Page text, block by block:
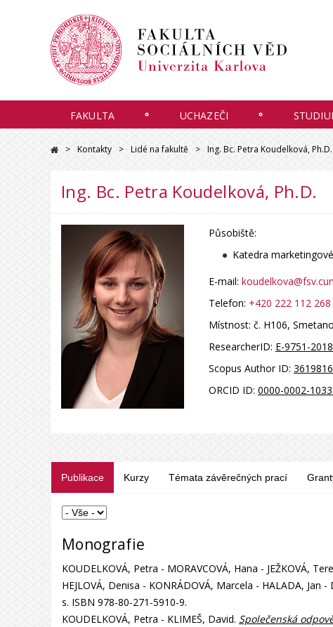
FAKULTA UCHAZEČI
Kontakty Lidé na fakultě Ing. Bc. Petra Koudelková, Ph.D.
Ing. Bc. Petra Koudelková, Ph.D.
Působiště:
Katedra
E-mail:
Telefon: +420 222 112 268
Místnost: č. H106,
ResearcherID: E-9751-2018
Scopus Author ID:
ORCID ID: 0000-0002-
Publikace Kurzy Témata závěrečných prací
Monografie
KOUDELKOVÁ, Petra - MORAVCOVÁ, Hana - JEŽKOVÁ,
HEJLOVÁ, Denisa - KONRÁDOVÁ, Marcela - HALADA, Jan -
s. ISBN 978-80-271-5910-9.
KOUDELKOVÁ, Petra - KLIMEŠ, David. Společenská